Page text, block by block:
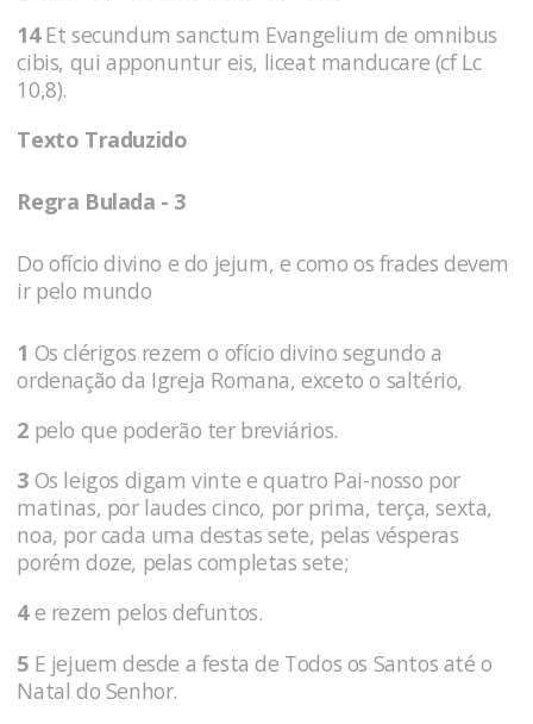
14Et secundum sanctum Evangelium de omnibus
cibis, qui apponuntur eis, liceat manducare (cf Lc
10,8).
Texto Traduzido
Regra Bulada - 3
Do ofício divino e do jejum, e como os frades devem
ir pelo mundo
1 Os clérigos rezem o ofício divino segundo a
ordenação da Igreja Romana, exceto o saltério,
2 pelo que poderão ter breviários.
3 Os leigos digam vinte e quatro Pai-nosso por
matinas, por laudes cinco, por prima, terça, sexta,
noa, por cada uma destas sete, pelas vésperas
porém doze, pelas completas sete;
4e rezem pelos defuntos.
5 E jejuem desde a festa de Todos os Santos até o
Natal do Senhor.